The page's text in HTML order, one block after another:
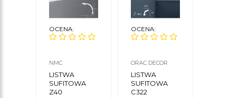
OCENA:
NMC
LISTWA
SUFITOWA
Z40
OCENA:
ORAC DECOR
LISTWA
SUFITOWA
C322